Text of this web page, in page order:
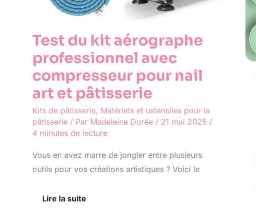
Test du kit aérographe
professionnel avec
compresseur pour nail
art et pâtisserie
Kits de pâtisserie, Matériels et ustensiles pour la
pâtisserie / Par Madeleine Dorée / 21 mai 2025 /
4 minutes de lecture
Vous en avez marre de jongler entre plusieurs
outils pour vos créations artistiques ? Voici le
Lire la suite